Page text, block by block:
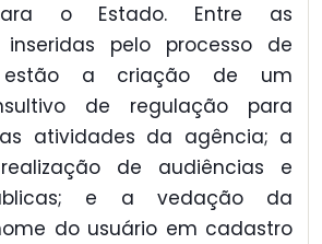
o Estado. Entre as
inseridas pelo processo de
estão a criação de um
de regulação para
atividades da agência; a
de audiências e
e a vedação da
do usuário em cadastro